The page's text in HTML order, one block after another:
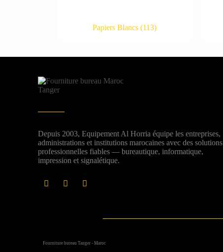
Papiers Blancs(113)
Depuis 2003, Equipement Al Horria équipe les entreprises,
administrations et institutions marocaines avec des solutions
professionnelles fiables — bureautique, informatique,
impression et signalétique.
Fourniture bureau Tanger - Maroc